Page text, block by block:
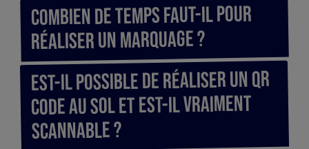
Combien de temps faut-il pour
réaliser un marquage ?
Est-il possible de réaliser un QR
Code au sol et est-il vraiment
scannable ?